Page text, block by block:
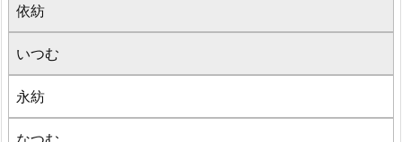
依紡
いつむ
永紡